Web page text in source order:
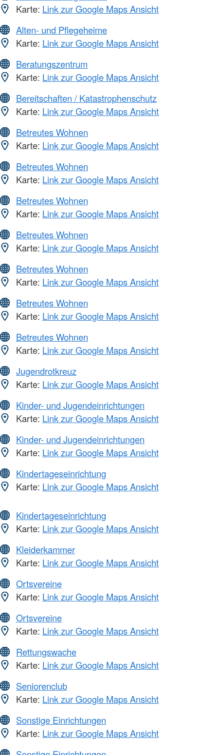
Karte: Link zur Google Maps Ansicht
Alten- und Pflegeheime
Karte: Link zur Google Maps Ansicht
Beratungszentrum
Karte: Link zur Google Maps Ansicht
Bereitschaften / Katastrophenschutz
Karte: Link zur Google Maps Ansicht
Betreutes Wohnen
Karte: Link zur Google Maps Ansicht
Betreutes Wohnen
Karte: Link zur Google Maps Ansicht
Betreutes Wohnen
Karte: Link zur Google Maps Ansicht
Betreutes Wohnen
Karte: Link zur Google Maps Ansicht
Betreutes Wohnen
Karte: Link zur Google Maps Ansicht
Betreutes Wohnen
Karte: Link zur Google Maps Ansicht
Betreutes Wohnen
Karte: Link zur Google Maps Ansicht
Jugendrotkreuz
Karte: Link zur Google Maps Ansicht
Kinder- und Jugendeinrichtungen
Karte: Link zur Google Maps Ansicht
Kinder- und Jugendeinrichtungen
Karte: Link zur Google Maps Ansicht
Kindertageseinrichtung
Karte: Link zur Google Maps Ansicht
Kindertageseinrichtung
Karte: Link zur Google Maps Ansicht
Kleiderkammer
Karte: Link zur Google Maps Ansicht
Ortsvereine
Karte: Link zur Google Maps Ansicht
Ortsvereine
Karte: Link zur Google Maps Ansicht
Rettungswache
Karte: Link zur Google Maps Ansicht
Seniorenclub
Karte: Link zur Google Maps Ansicht
Sonstige Einrichtungen
Karte: Link zur Google Maps Ansicht